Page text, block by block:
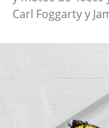
Carl Foggarty y